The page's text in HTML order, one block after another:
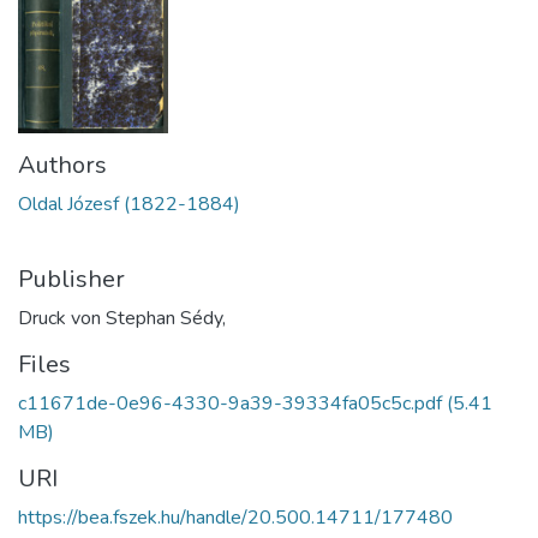
Authors
Oldal Józesf (1822-1884)
Publisher
Druck von Stephan Sédy,
Files
c11671de-0e96-4330-9a39-39334fa05c5c.pdf(5.41
MB)
URI
https://bea.fszek.hu/handle/20.500.14711/177480